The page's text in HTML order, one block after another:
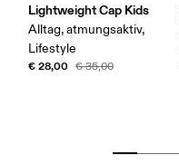
Lightweight Cap Kids
Alltag, atmungsaktiv,
Lifestyle
€ 28,00 € 35,00